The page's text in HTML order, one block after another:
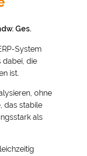
Ges.
System
dabei, die
ist.
ohne
das stabile
als